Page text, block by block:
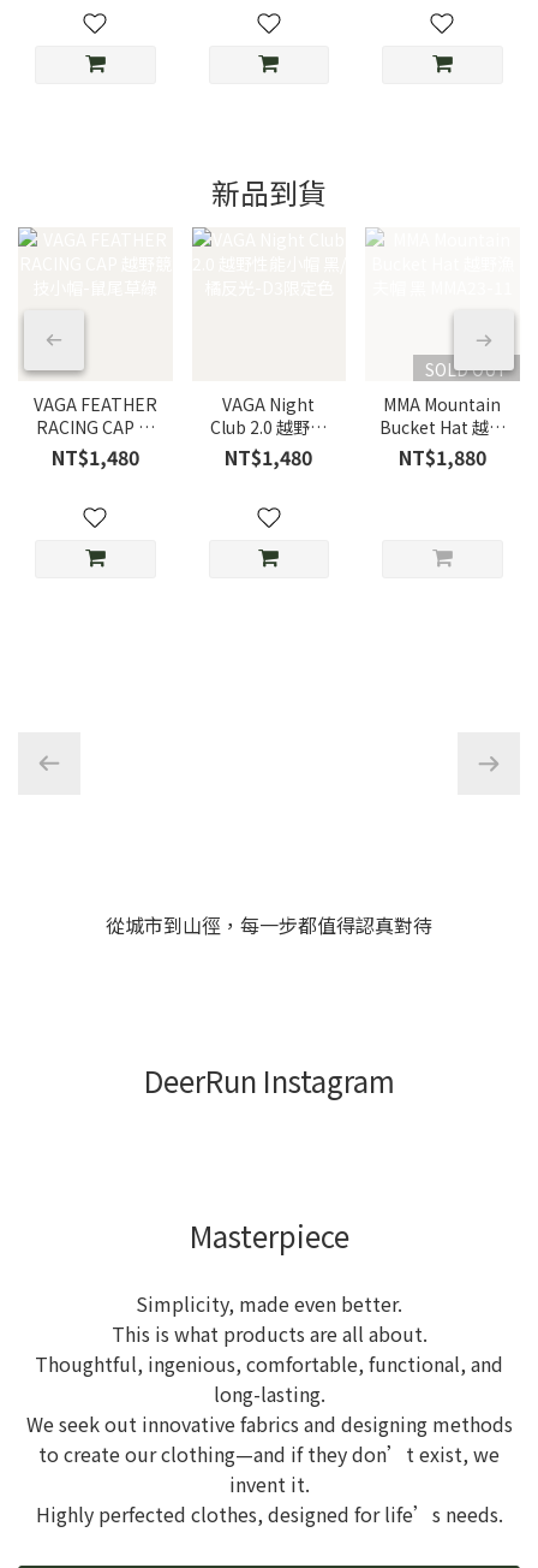
新品到貨
VAGA FEATHER
RACING CAP 越
野競技小帽-鼠尾
草綠
NT$1,480
VAGA Night
Club 2.0 越野性
能小帽 黑/橘反
光-D3限定色
NT$1,480
SOLD OUT
MMA Mountain
Bucket Hat 越野
漁夫帽 黑
MMA23-11
NT$1,880
從城市到山徑，每一步都值得認真對待
DeerRun Instagram
Masterpiece
Simplicity, made even better.
This is what products are all about.
Thoughtful, ingenious, comfortable, functional, and
long-lasting.
We seek out innovative fabrics and designing methods
to create our clothing—and if they don’t exist, we
invent it.
Highly perfected clothes, designed for life’s needs.